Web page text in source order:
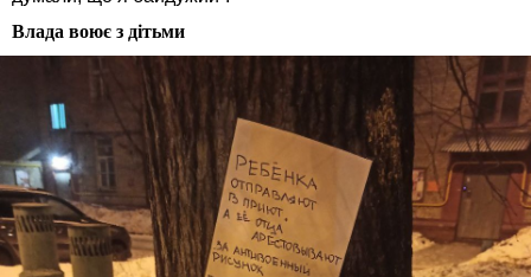
Влада воює з дітьми